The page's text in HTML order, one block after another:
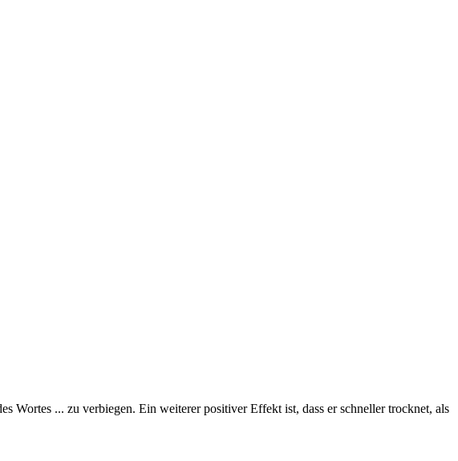
Wortes ... zu verbiegen. Ein weiterer positiver Effekt ist, dass er schneller trocknet, als